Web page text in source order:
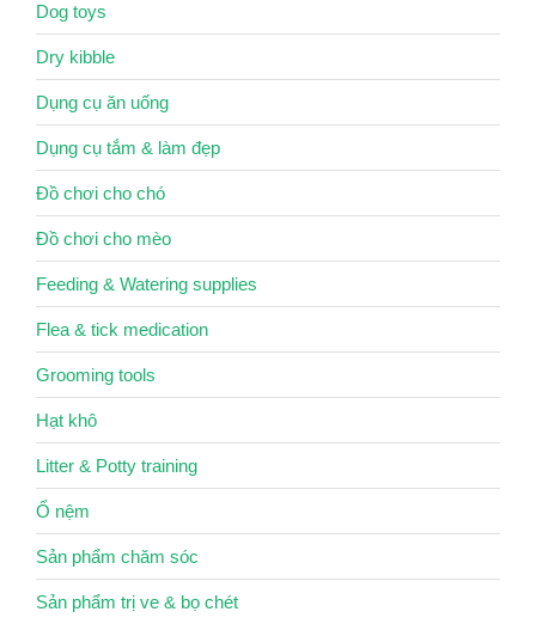
Dog toys
Dry kibble
Dụng cụ ăn uống
Dụng cụ tắm & làm đẹp
Đồ chơi cho chó
Đồ chơi cho mèo
Feeding & Watering supplies
Flea & tick medication
Grooming tools
Hạt khô
Litter & Potty training
Ổ nệm
Sản phẩm chăm sóc
Sản phẩm trị ve & bọ chét